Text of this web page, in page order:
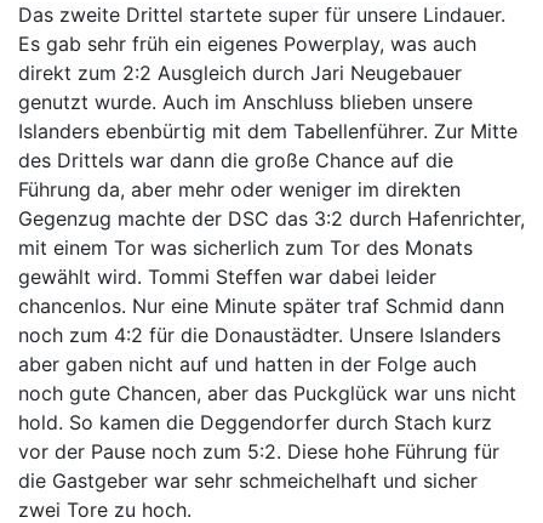
Das zweite Drittel startete super für unsere Lindauer.
Es gab sehr früh ein eigenes Powerplay, was auch
direkt zum 2:2 Ausgleich durch Jari Neugebauer
genutzt wurde. Auch im Anschluss blieben unsere
Islanders ebenbürtig mit dem Tabellenführer. Zur Mitte
des Drittels war dann die große Chance auf die
Führung da, aber mehr oder weniger im direkten
Gegenzug machte der DSC das 3:2 durch Hafenrichter,
mit einem Tor was sicherlich zum Tor des Monats
gewählt wird. Tommi Steffen war dabei leider
chancenlos. Nur eine Minute später traf Schmid dann
noch zum 4:2 für die Donaustädter. Unsere Islanders
aber gaben nicht auf und hatten in der Folge auch
noch gute Chancen, aber das Puckglück war uns nicht
hold. So kamen die Deggendorfer durch Stach kurz
vor der Pause noch zum 5:2. Diese hohe Führung für
die Gastgeber war sehr schmeichelhaft und sicher
zwei Tore zu hoch.